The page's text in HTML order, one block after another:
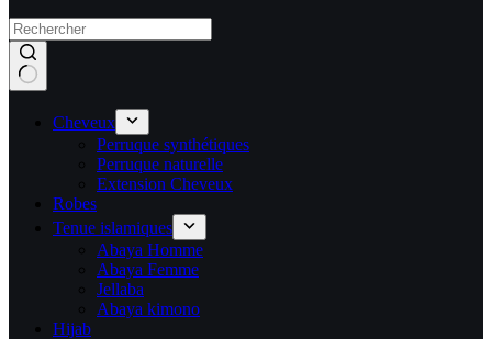
Cheveux
Perruque synthétiques
Perruque naturelle
Extension Cheveux
Robes
Tenue islamiques
Abaya Homme
Abaya Femme
Jellaba
Abaya kimono
Hijab